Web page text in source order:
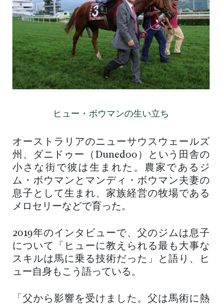
ヒュー・ボウマンの生い立ち
オーストラリアのニューサウスウェールズ
州、ダニドゥー（Dunedoo）という田舎の
小さな街で彼は生まれた。農家であるジ
ム・ボウマンとマンディ・ボウマン夫妻の
息子として生まれ、家族経営の牧場である
メロセリーなどで育った。
2019年のインタビューで、父のジムは息子
について「ヒューに教えられる最も大事な
スキルは馬に乗る技術だった」と語り、ヒ
ュー自身もこう語っている。
「父から影響を受けました。父は馬術に熱